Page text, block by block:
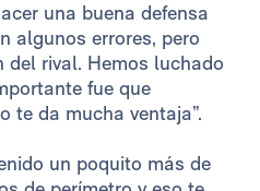
una buena defensa
algunos errores, pero
rival. Hemos luchado
fue que
te da mucha ventaja”.
un poquito más de